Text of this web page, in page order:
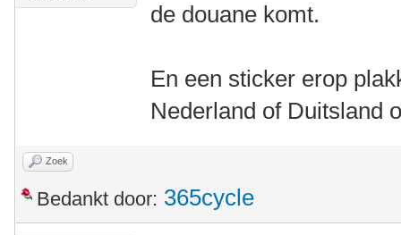
de douane komt.
En een sticker erop
Nederland of Duitsland
Zoek
Bedankt door: 365cycle